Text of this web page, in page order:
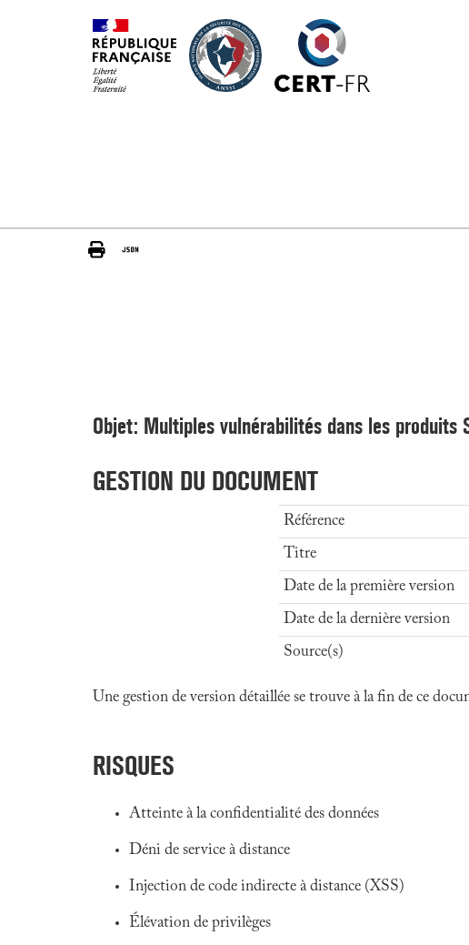
Objet: Multiples vulnérabilités dans les produits
GESTION DU DOCUMENT
Référence
Titre
Date de la première version
Date de la dernière version
Source(s)
Une gestion de version détaillée se trouve à la fin de ce
RISQUES
Atteinte à la confidentialité des données
Déni de service à distance
Injection de code indirecte à distance (XSS)
Élévation de privilèges